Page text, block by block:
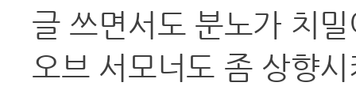
글 쓰면서도 분노가 치
오브 서모너도 좀 상향